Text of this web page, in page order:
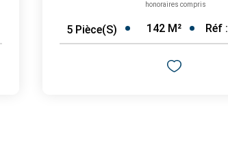
honoraires compris
5 Pièce(s) 142 M² Réf :